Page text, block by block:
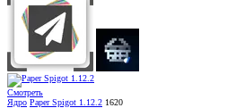
Смотреть
Ядро Paper Spigot 1.12.2 1620